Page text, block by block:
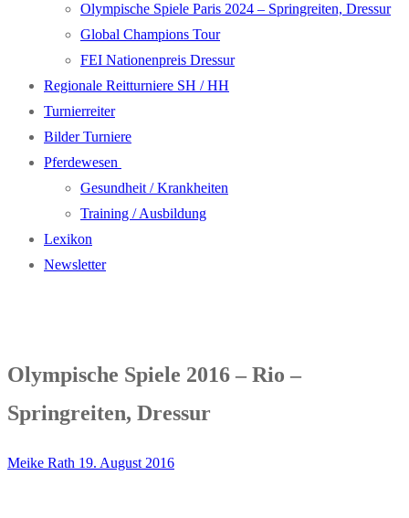
Olympische Spiele Paris 2024 – Springreiten, Dressur
Global Champions Tour
FEI Nationenpreis Dressur
Regionale Reitturniere SH / HH
Turnierreiter
Bilder Turniere
Pferdewesen
Gesundheit / Krankheiten
Training / Ausbildung
Lexikon
Newsletter
Olympische Spiele 2016 – Rio –
Springreiten, Dressur
Meike Rath 19. August 2016